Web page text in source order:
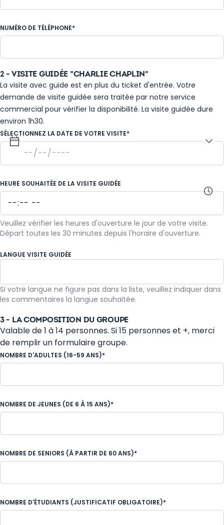
NUMÉRO DE TÉLÉPHONE*
2 - VISITE GUIDÉE "CHARLIE CHAPLIN"
La visite avec guide est en plus du ticket d'entrée. Votre
demande de visite guidée sera traitée par notre service
commercial pour vérifier la disponibilité. La visite guidée dure
environ 1h30.
SÉLECTIONNEZ LA DATE DE VOTRE VISITE*
HEURE SOUHAITÉE DE LA VISITE GUIDÉE
Veuillez vérifier les heures d'ouverture le jour de votre visite.
Départ toutes les 30 minutes depuis l'horaire d'ouverture.
LANGUE VISITE GUIDÉE
Français
Si votre langue ne figure pas dans la liste, veuillez indiquer dans
les commentaires la langue souhaitée.
3 - LA COMPOSITION DU GROUPE
Valable de 1 à 14 personnes. Si 15 personnes et +, merci
de remplir un formulaire groupe.
NOMBRE D'ADULTES (16-59 ANS)*
NOMBRE DE JEUNES (DE 6 À 15 ANS)*
NOMBRE DE SENIORS (À PARTIR DE 60 ANS)*
NOMBRE D'ÉTUDIANTS (JUSTIFICATIF OBLIGATOIRE)*